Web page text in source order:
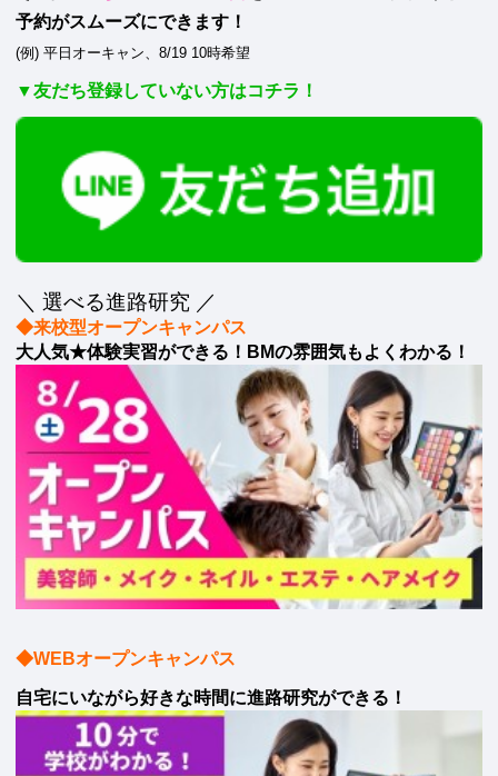
予約がスムーズにできます！
(例) 平日オーキャン、8/19 10時希望
▼友だち登録していない方はコチラ！
＼ 選べる進路研究 ／
◆来校型オープンキャンパス
大人気★体験実習ができる！BMの雰囲気もよくわかる！
◆WEBオープンキャンパス
自宅にいながら好きな時間に進路研究ができる！